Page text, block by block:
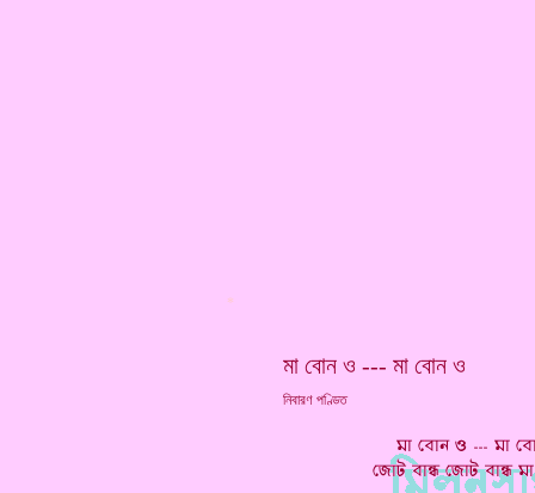
*
মা বোন ও --- মা বোন ও
নিবারণ পণ্ডিত